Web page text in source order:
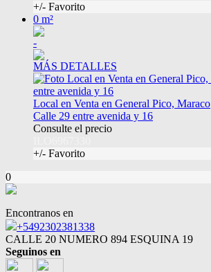
+/- Favorito
0 m²
-
MÁS DETALLES
Local en Venta en General Pico, Maraco
Calle 29 entre avenida y 16
Consulte el precio
+/- Favorito
0
Encontranos en
+5492302381338
CALLE 20 NUMERO 894 ESQUINA 19
Seguinos en